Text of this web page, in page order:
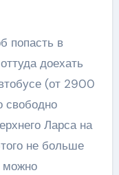
попасть в
доехать
(от 2900
свободно
Ларса на
не больше
можно